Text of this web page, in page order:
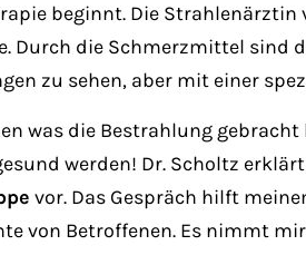
beginnt. Die
Durch die Schmerzmittel sind
zu sehen, aber mit einer
was die Bestrahlung
werden! Dr. Scholtz
vor. Das Gespräch hilft
von Betroffenen. Es nimmt